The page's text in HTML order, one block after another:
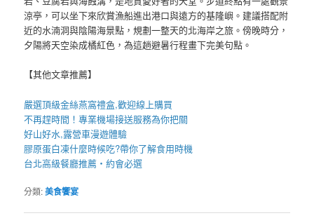
涼亭，可以坐下來欣賞漁船進出港口與遠方的基隆嶼。建議搭配附
近的水湳洞與陰陽海景點，規劃一整天的北海岸之旅。傍晚時分，
夕陽將天空染成橘紅色，為這趟避暑行程畫下完美句點。
【其他文章推薦】
嚴選頂級金絲燕窩禮盒,歡迎線上購買
不再趕時間！專業機場接送服務為你把關
好山好水,露營車漫遊體驗
膠原蛋白凍什麼時候吃?帶你了解食用時機
台北高級餐廳推薦・約會必選
分類:美食饗宴